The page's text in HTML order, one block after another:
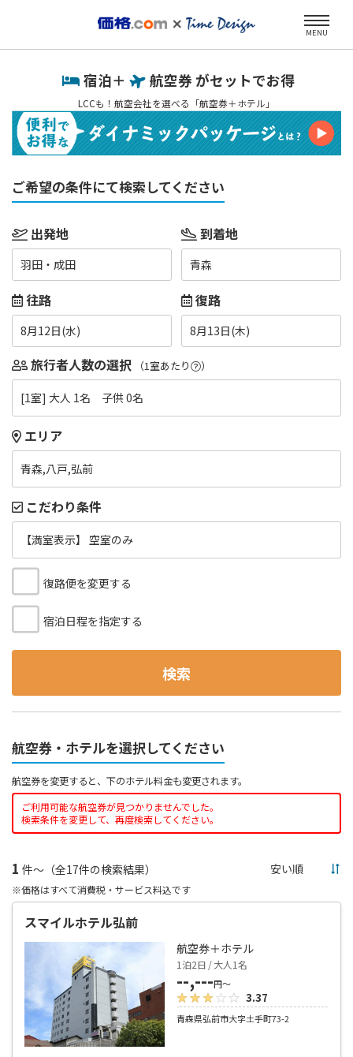
MENU
宿泊＋ 航空券 がセットでお得
LCCも！航空会社を選べる「航空券＋ホテル」
ご希望の条件にて検索してください
出発地
羽田・成田
到着地
青森
往路
8月12日(水)
復路
8月13日(木)
旅行者人数の選択 （1室あたり ）
[1室] 大人 1名 子供 0名
エリア
青森,八戸,弘前
こだわり条件
【満室表示】 空室のみ
復路便を変更する
宿泊日程を指定する
検索
航空券・ホテルを選択してください
航空券を変更すると、下のホテル料金も変更されます。
ご利用可能な航空券が見つかりませんでした。
検索条件を変更して、再度検索してください。
1 件～（全17件の検索結果）
※価格はすべて消費税・サービス料込です
スマイルホテル弘前
航空券＋ホテル
1泊2日 / 大人1名
--,---円～
3.37
青森県弘前市大字土手町73-2